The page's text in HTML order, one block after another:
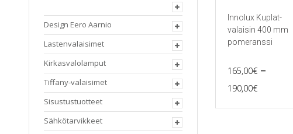
Innolux Kuplat-
valaisin 400 mm
pomeranssi
165,00€ –
190,00€Price
range:
tuotteella
Design Eero Aarnio
Lastenvalaisimet
Kirkasvalolamput
Tiffany-valaisimet
Sisustustuotteet
Sähkötarvikkeet